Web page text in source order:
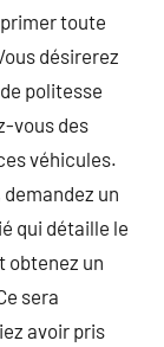
toute
désirerez
politesse
vous des
véhicules.
un
qui détaille le
obtenez un
sera
avoir pris